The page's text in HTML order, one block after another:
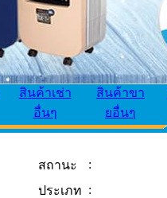
สินค้าเช่า
อื่นๆ
สินค้าขา
ยอื่นๆ
สถานะ
:
ประเภท :